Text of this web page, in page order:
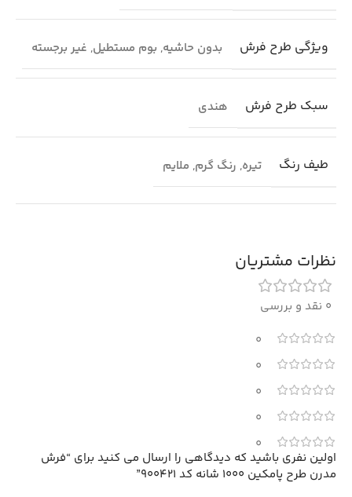
ویژگی طرح فرش بدون حاشیه, بوم مستطیل, غیر برجسته
سبک طرح فرش هندی
طیف رنگ تیره, رنگ گرم, ملایم
نظرات مشتریان
0 نقد و بررسی
0
0
0
0
0
اولین نفری باشید که دیدگاهی را ارسال می کنید برای “فرش
مدرن طرح پامکین 1000 شانه کد 900421”